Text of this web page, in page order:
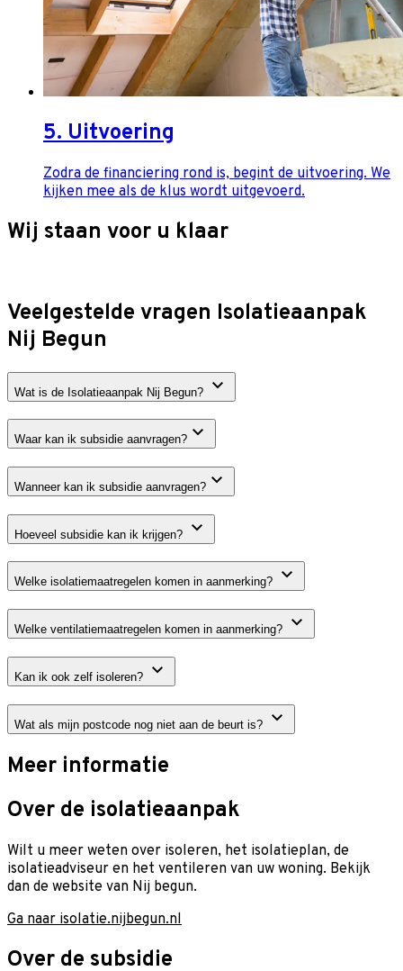
5. Uitvoering
Zodra de financiering rond is, begint de uitvoering. We
kijken mee als de klus wordt uitgevoerd.
Wij staan voor u klaar
Veelgestelde vragen Isolatieaanpak
Nij Begun
Wat is de Isolatieaanpak Nij Begun?
Waar kan ik subsidie aanvragen?
Wanneer kan ik subsidie aanvragen?
Hoeveel subsidie kan ik krijgen?
Welke isolatiemaatregelen komen in aanmerking?
Welke ventilatiemaatregelen komen in aanmerking?
Kan ik ook zelf isoleren?
Wat als mijn postcode nog niet aan de beurt is?
Meer informatie
Over de isolatieaanpak
Wilt u meer weten over isoleren, het isolatieplan, de
isolatieadviseur en het ventileren van uw woning. Bekijk
dan de website van Nij begun.
Ga naar isolatie.nijbegun.nl
Over de subsidie